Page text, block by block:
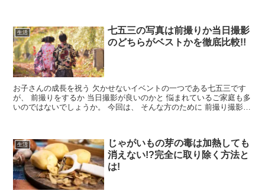
生活
七五三の写真は前撮りか当日撮影
のどちらがベストかを徹底比較!!
お子さんの成長を祝う 欠かせないイベントの一つである七五三です
が、 前撮りをするか 当日撮影が良いのかと 悩まれているご家庭も多
いのではないでしょうか。 今回は、 そんな方のために 前撮り撮影と
生活
じゃがいもの芽の毒は加熱しても
消えない!?完全に取り除く方法と
は!